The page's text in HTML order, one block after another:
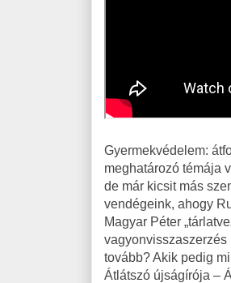
Gyermekvédelem:
meghatározó témája
de már kicsit más
vendégeink, ahogy
Magyar Péter
vagyonvisszaszerzés
tovább? Akik pedig
Átlátszó újságírója –